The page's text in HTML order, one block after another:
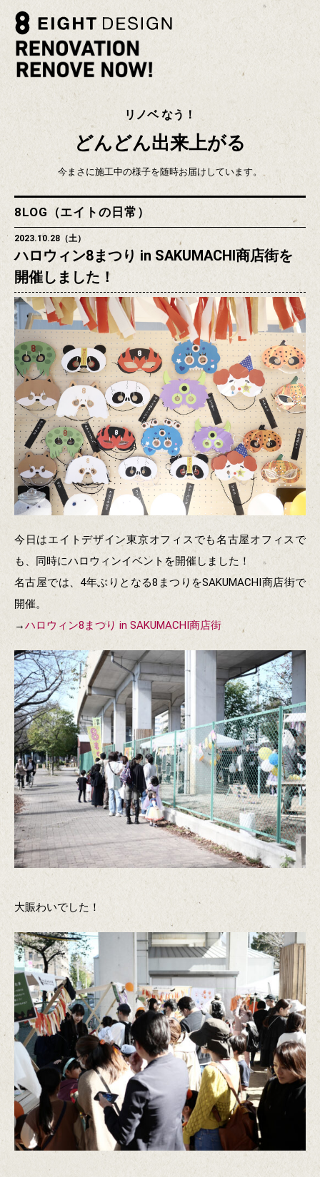
リノベ なう！
どんどん出来上がる
今まさに施工中の様子を随時お届けしています。
8LOG（エイトの日常）
2023.10.28（土）
ハロウィン8まつり in SAKUMACHI商店街を
開催しました！
今日はエイトデザイン東京オフィスでも名古屋オフィスで
も、同時にハロウィンイベントを開催しました！
名古屋では、4年ぶりとなる8まつりをSAKUMACHI商店街で
開催。
→ハロウィン8まつり in SAKUMACHI商店街
大賑わいでした！